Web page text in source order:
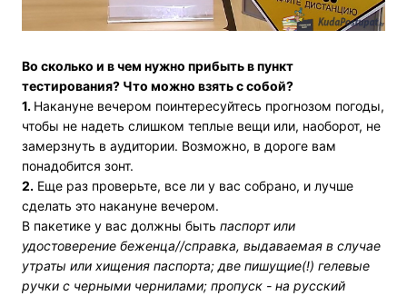
Во сколько и в чем нужно прибыть в пункт
тестирования? Что можно взять с собой?
1. Накануне вечером поинтересуйтесь прогнозом погоды,
чтобы не надеть слишком теплые вещи или, наоборот, не
замерзнуть в аудитории. Возможно, в дороге вам
понадобится зонт.
2. Еще раз проверьте, все ли у вас собрано, и лучше
сделать это накануне вечером.
В пакетике у вас должны быть паспорт или
удостоверение беженца//справка, выдаваемая в случае
утраты или хищения паспорта; две пишущие(!) гелевые
ручки с черными чернилами; пропуск - на русский